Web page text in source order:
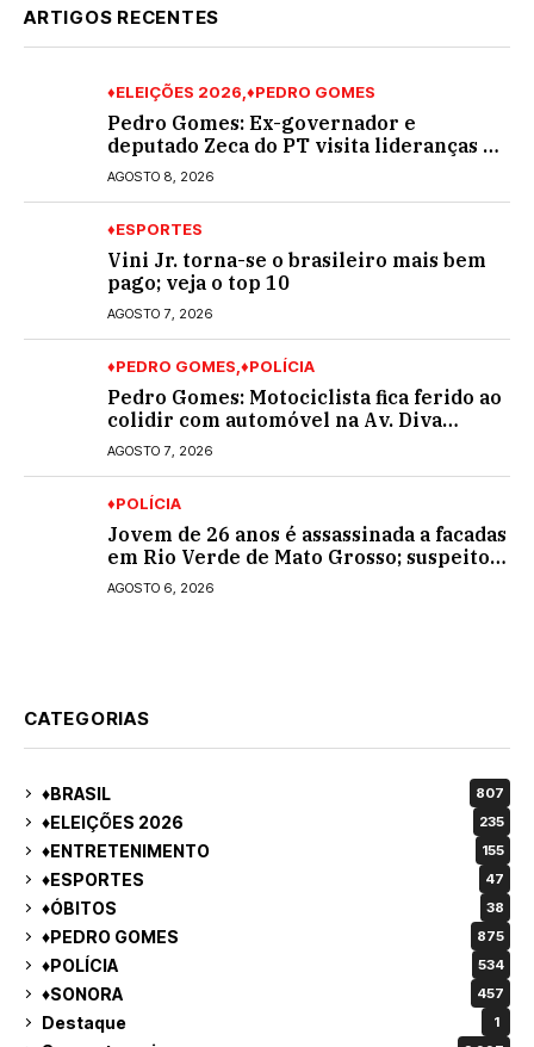
ARTIGOS RECENTES
♦ELEIÇÕES 2026 ♦PEDRO GOMES
Pedro Gomes: Ex-governador e
deputado Zeca do PT visita lideranças do
partido na cidade; buscará a reeleição
AGOSTO 8, 2026
♦ESPORTES
Vini Jr. torna-se o brasileiro mais bem
pago; veja o top 10
AGOSTO 7, 2026
♦PEDRO GOMES ♦POLÍCIA
Pedro Gomes: Motociclista fica ferido ao
colidir com automóvel na Av. Diva
Araújo; ele não tinha CNH
AGOSTO 7, 2026
♦POLÍCIA
Jovem de 26 anos é assassinada a facadas
em Rio Verde de Mato Grosso; suspeito é
procurado
AGOSTO 6, 2026
CATEGORIAS
♦BRASIL 807
♦ELEIÇÕES 2026 235
♦ENTRETENIMENTO 155
♦ESPORTES 47
♦ÓBITOS 38
♦PEDRO GOMES 875
♦POLÍCIA 534
♦SONORA 457
Destaque 1